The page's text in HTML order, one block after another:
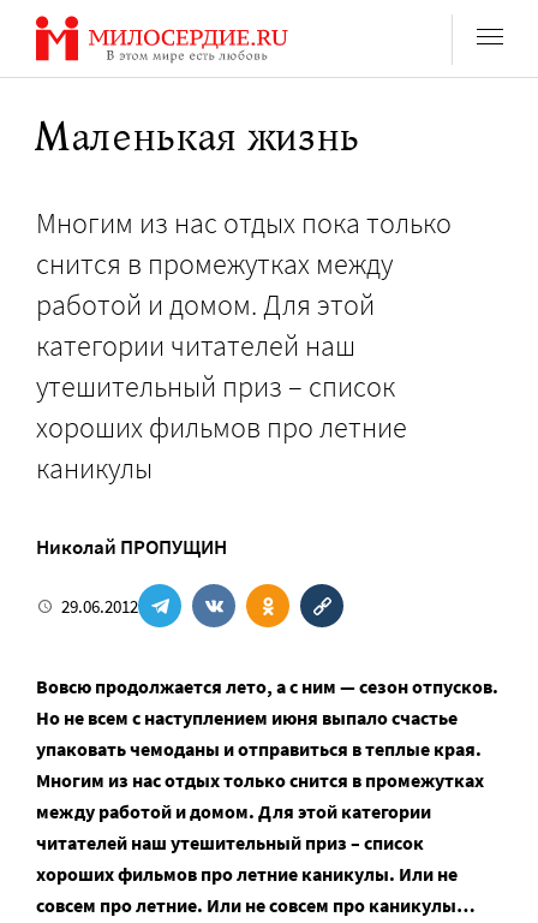
Перейти
содержанию
Маленькая жизнь
Многим из нас отдых пока только
снится в промежутках между
работой и домом. Для этой
категории читателей наш
утешительный приз – список
хороших фильмов про летние
каникулы
Николай ПРОПУЩИН
29.06.2012
Вовсю продолжается лето, а с ним — сезон отпусков.
Но не всем с наступлением июня выпало счастье
упаковать чемоданы и отправиться в теплые края.
Многим из нас отдых только снится в промежутках
между работой и домом. Для этой категории
читателей наш утешительный приз – список
хороших фильмов про летние каникулы. Или не
совсем про летние. Или не совсем про каникулы…